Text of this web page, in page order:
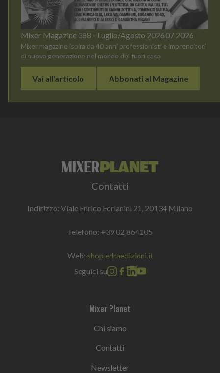
Mixer Magazine 388 - Luglio/Agosto 2026 07 2026
Mixer magazine ispira da 40 anni professionisti e imprenditori
di nuova generazione nel mondo del fuori casa
Vai all'articolo Abbonati al Magazine
Contatti
Indirizzo: Viale Enrico Forlanini 21, 20134 Milano
Telefono: +39 02 864105
Web: shop.edraedizioni.it
Seguici su
Mixer Planet
Chi siamo
Contatti
Newsletter